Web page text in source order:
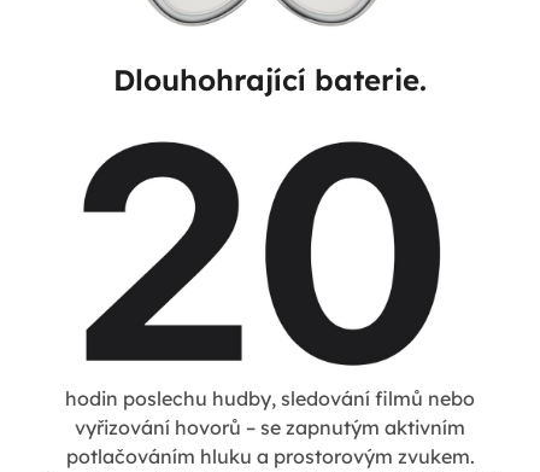
Dlouhohrající baterie.
hodin poslechu hudby, sledování filmů nebo
vyřizování hovorů – se zapnutým aktivním
potlačováním hluku a prostorovým zvukem.